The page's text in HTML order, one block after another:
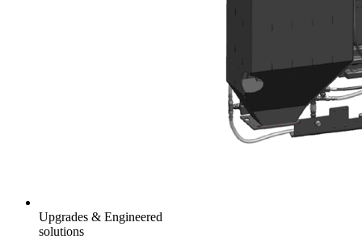
Upgrades & Engineered
solutions